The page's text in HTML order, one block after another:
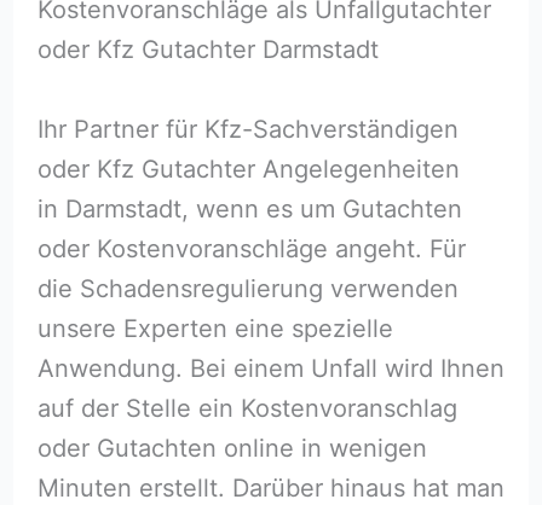
Kostenvoranschläge als Unfallgutachter
oder Kfz Gutachter Darmstadt
Ihr Partner für Kfz-Sachverständigen
oder Kfz Gutachter Angelegenheiten
in Darmstadt, wenn es um Gutachten
oder Kostenvoranschläge angeht. Für
die Schadensregulierung verwenden
unsere Experten eine spezielle
Anwendung. Bei einem Unfall wird Ihnen
auf der Stelle ein Kostenvoranschlag
oder Gutachten online in wenigen
Minuten erstellt. Darüber hinaus hat man